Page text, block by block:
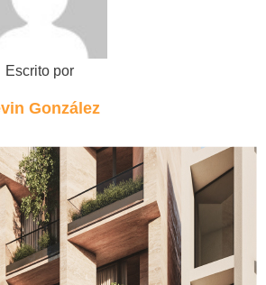
Escrito por
González